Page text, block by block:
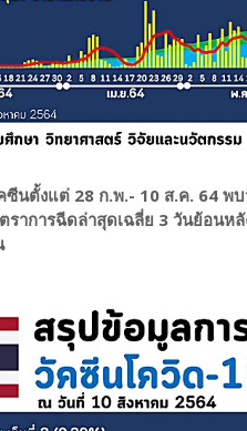
ซีนตั้งแต่ 28 ก.พ.- 10 ส.ค. 64 พ
ราการฉีดล่าสุดเฉลี่ย 3 วันย้อนห